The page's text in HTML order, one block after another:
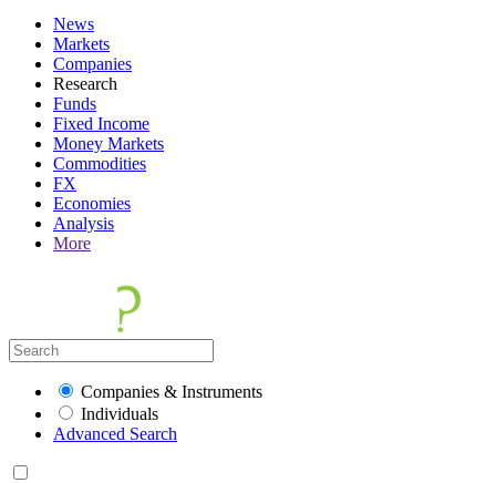
News
Markets
Companies
Research
Funds
Fixed Income
Money Markets
Commodities
FX
Economies
Analysis
More
Companies & Instruments
Individuals
Advanced Search